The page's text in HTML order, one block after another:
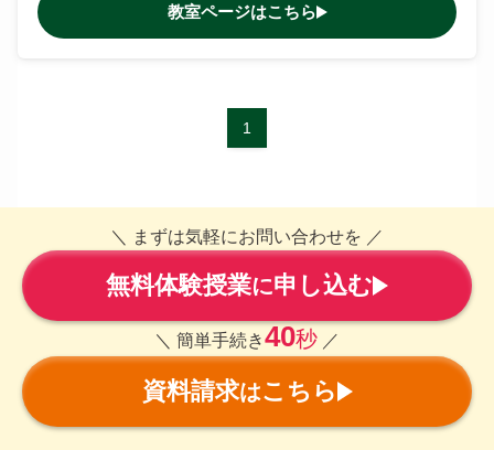
教室ページはこちら
1
＼ まずは気軽にお問い合わせを ／
無料体験授業に申し込む
＼ 簡単手続き40秒 ／
資料請求はこちら